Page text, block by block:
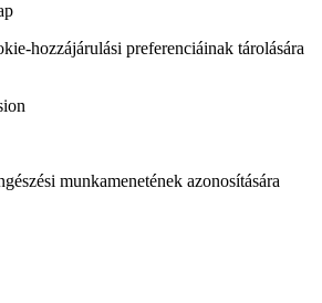
hozzájárulási preferenciáinak tárolására
munkamenetének azonosítására